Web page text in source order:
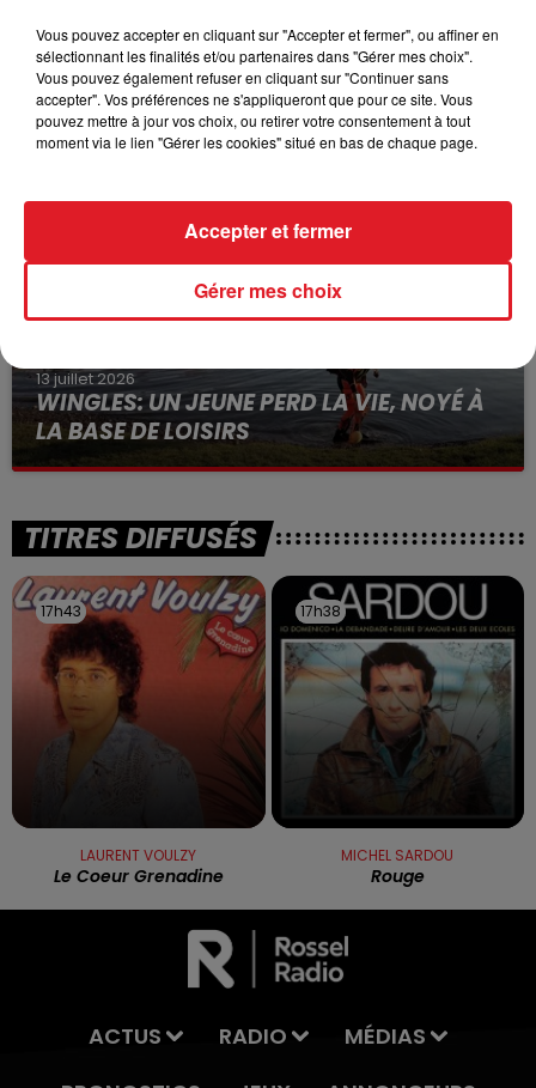
15 juillet 2026
BÉTHUNE: ENQUÊTE POUR HOMICIDE
VOLONTAIRE EN COURS, APRÈS LA...
Selon les premiers éléments, le logement servait
13 juillet 2026
WINGLES: UN JEUNE PERD LA VIE, NOYÉ À
LA BASE DE LOISIRS
La victime a coulé à pic
TITRES DIFFUSÉS
17h43
17h43
LAURENT VOULZY
Le Coeur Grenadine
17h38
17h38
MICHEL SARDOU
Rouge
ACTUS RADIO
MÉDIAS
Vous pouvez accepter en cliquant sur "Accepter et fermer", ou affiner en
sélectionnant les finalités et/ou partenaires dans "Gérer mes choix".
Vous pouvez également refuser en cliquant sur "Continuer sans
accepter". Vos préférences ne s'appliqueront que pour ce site. Vous
pouvez mettre à jour vos choix, ou retirer votre consentement à tout
moment via le lien "Gérer les cookies" situé en bas de chaque page.
Gérer mes choix
Accepter et fermer